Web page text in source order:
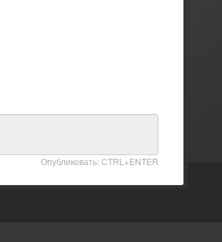
Опубликовать: CTRL+ENTER